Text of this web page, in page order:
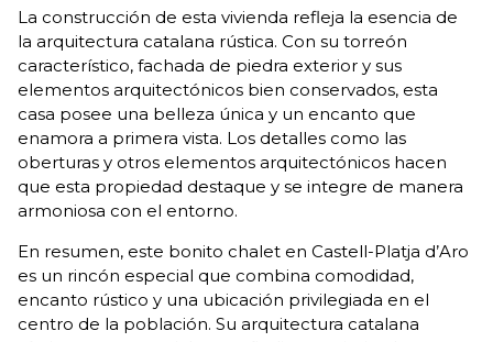
La construcción de esta vivienda refleja la esencia de
la arquitectura catalana rústica. Con su torreón
característico, fachada de piedra exterior y sus
elementos arquitectónicos bien conservados, esta
casa posee una belleza única y un encanto que
enamora a primera vista. Los detalles como las
oberturas y otros elementos arquitectónicos hacen
que esta propiedad destaque y se integre de manera
armoniosa con el entorno.
En resumen, este bonito chalet en Castell-Platja d’Aro
es un rincón especial que combina comodidad,
encanto rústico y una ubicación privilegiada en el
centro de la población. Su arquitectura catalana